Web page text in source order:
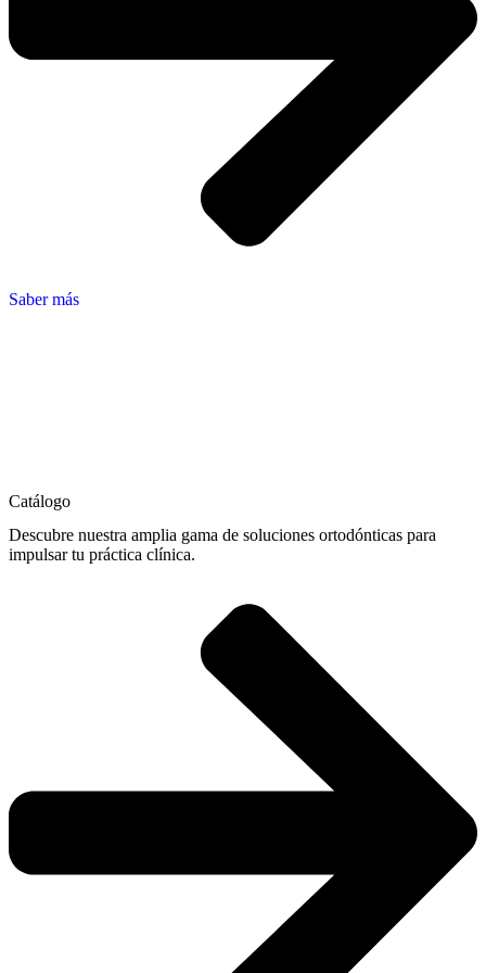
Saber más
Catálogo
Descubre nuestra amplia gama de soluciones ortodónticas para
impulsar tu práctica clínica.